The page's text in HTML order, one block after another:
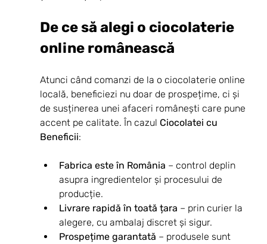
De ce să alegi o ciocolaterie
online românească
Atunci când comanzi de la o ciocolaterie online
locală, beneficiezi nu doar de prospețime, ci și
de susținerea unei afaceri românești care pune
accent pe calitate. În cazul Ciocolatei cu
Beneficii:
Fabrica este în România – control deplin
asupra ingredientelor și procesului de
producție.
Livrare rapidă în toată țara – prin curier la
alegere, cu ambalaj discret și sigur.
Prospețime garantată – produsele sunt